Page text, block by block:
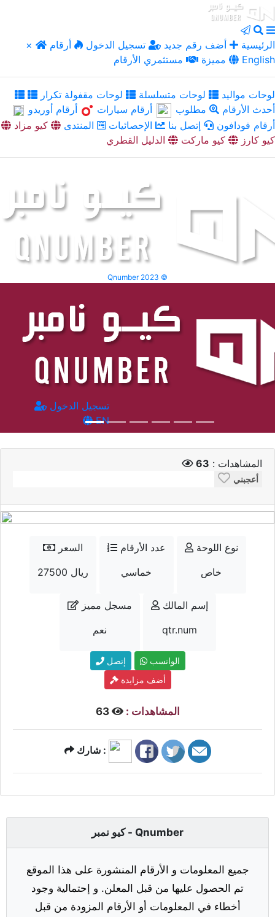
× الرئيسية أضف رقم جديد تسجيل الدخول
أرقام
مميزة
مستثمري الأرقام English
لوحات مواليد لوحات متسلسلة
لوحات مقفولة تكرار
أحدث الأرقام
مطلوب أرقام سيارات
أرقام أوريدو
أرقام فودافون
إتصل بنا الإحصائيات المنتدى
كيو مزاد
كيو كارز
كيو ماركت الدليل القطري
Qnumber 2023 ©
تسجيل الدخول
EN
المشاهدات : 63
أعجبني
السعر
27500 ريال
عدد الأرقام
خماسي
نوع اللوحة
خاص
مسجل مميز
نعم
إسم المالك
qtr.num
إتصل
الواتسب
أضف مزايدة
المشاهدات : 63
شارك :
كيو نمبر - Qnumber
جميع المعلومات و الأرقام المنشورة على هذا الموقع
تم الحصول عليها من قبل المعلن. و إحتمالية وجود
أخطاء في المعلومات أو الأرقام المزودة من قبل